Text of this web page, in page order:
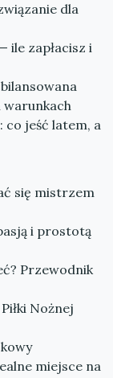
dla
ile zapłacisz i
co jeść latem, a
się mistrzem
i prostotą
Przewodnik
Nożnej
miejsce na